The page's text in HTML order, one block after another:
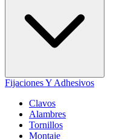
Fijaciones Y Adhesivos
Clavos
Alambres
Tornillos
Montaje